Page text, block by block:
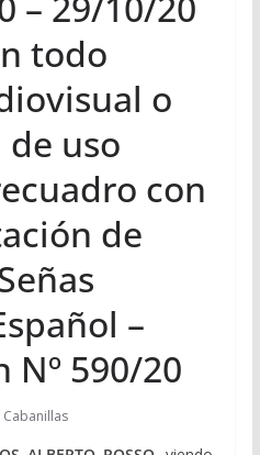
todo
o
uso
con
de
–
Nº 590/20